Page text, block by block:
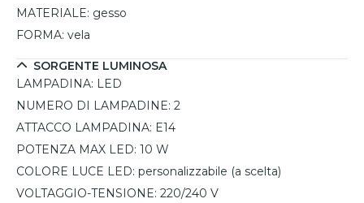
MATERIALE: gesso
FORMA: vela
SORGENTE LUMINOSA
LAMPADINA: LED
NUMERO DI LAMPADINE: 2
ATTACCO LAMPADINA: E14
POTENZA MAX LED: 10 W
COLORE LUCE LED: personalizzabile (a scelta)
VOLTAGGIO-TENSIONE: 220/240 V